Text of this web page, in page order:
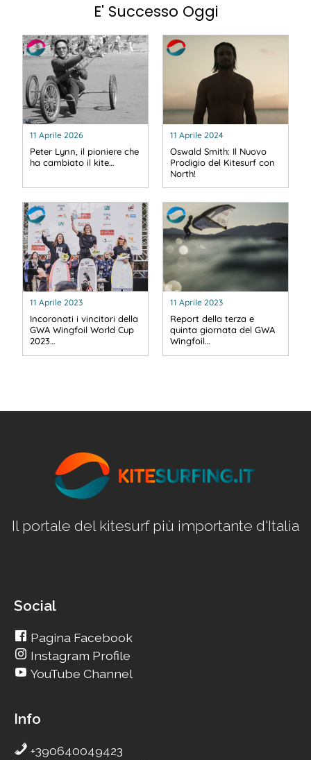
E' Successo Oggi
11 Aprile 2026
Peter Lynn, il pioniere che
ha cambiato il kite…
11 Aprile 2024
Oswald Smith: Il Nuovo
Prodigio del Kitesurf con
North!
11 Aprile 2023
Incoronati i vincitori della
GWA Wingfoil World Cup
2023…
11 Aprile 2023
Report della terza e
quinta giornata del GWA
Wingfoil…
Il portale del kitesurf più importante d'Italia
Social
Pagina Facebook
Instagram Profile
YouTube Channel
Info
+390640049423